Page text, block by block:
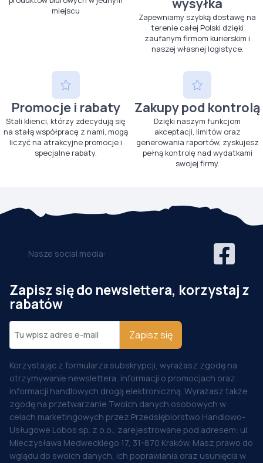
miejscu
Zapewniamy szybką dostawę na
terenie całej Polski dzięki
zaufanym firmom kurierskim i
naszej własnej logistyce.
Promocje i rabaty
Stali klienci, którzy zdecydują się
na stałą współpracę z nami, mogą
liczyć na atrakcyjne promocje i
specjalne rabaty.
Zakupy pod kontrolą
Dzięki naszym funkcjom
akceptacji, limitów oraz
generowania raportów, zyskujesz
pełną kontrolę nad wydatkami
swojej firmy.
Nasze social media:
Zapisz się do newslettera, korzystaj z
rabatów
Zapisz się
Korzystając z formularza subskrypcji, wyrażasz zgodę na
otrzymywanie newslettera, informacji o promocjach oraz
informacji handlowych drogą elektroniczną. Wyrażasz także
zgodę na przetwarzanie Twoich danych osobowych w
celach marketingowych przez Przedsiębiorstwo Handlowo-
Usługowe Lobos sp. z o.o., zarejestrowane pod adresem: ul.
Mieczysława Medweckiego 17, 31-870 Kraków. Masz prawo do
wglądu do swoich danych, ich poprawiania oraz usunięcia w